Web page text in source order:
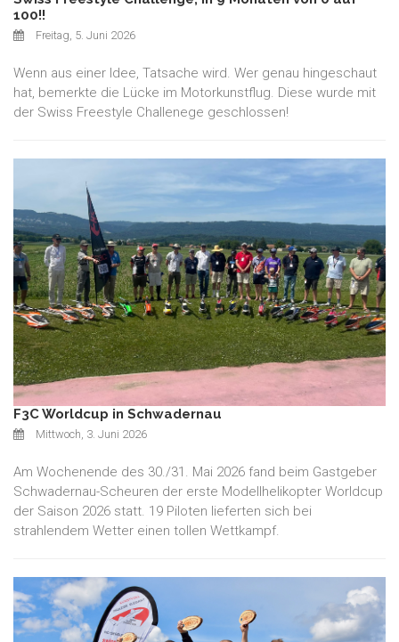
100!!
Freitag, 5. Juni 2026
Wenn aus einer Idee, Tatsache wird. Wer genau hingeschaut
hat, bemerkte die Lücke im Motorkunstflug. Diese wurde mit
der Swiss Freestyle Challenege geschlossen!
F3C Worldcup in Schwadernau
Mittwoch, 3. Juni 2026
Am Wochenende des 30./31. Mai 2026 fand beim Gastgeber
Schwadernau-Scheuren der erste Modellhelikopter Worldcup
der Saison 2026 statt. 19 Piloten lieferten sich bei
strahlendem Wetter einen tollen Wettkampf.